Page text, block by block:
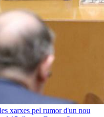
xarxes pel rumor d'un nou